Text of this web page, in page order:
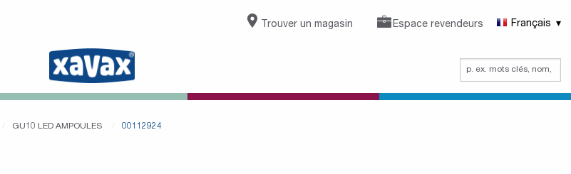
Trouver un magasin Espace revendeurs Français
GU10 LED AMPOULES 00112924